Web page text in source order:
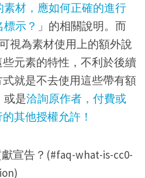
素材，應如何正確的進行
示？ 」的相關說明。而
視為素材使用上的額外說
元素的特性，不利於後續
就是不去使用這些帶有額
或是洽詢原作者，付費或
其他授權允許！
宣告？(#faq-what-is-cc0-